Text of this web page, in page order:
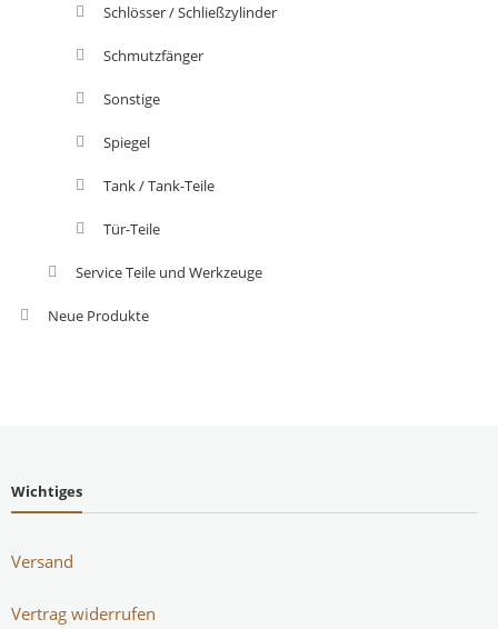
Schlösser / Schließzylinder
Schmutzfänger
Sonstige
Spiegel
Tank / Tank-Teile
Tür-Teile
Service Teile und Werkzeuge
Neue Produkte
Wichtiges
Versand
Vertrag widerrufen